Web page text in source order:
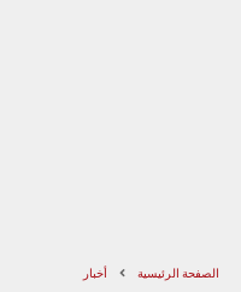
الصفحة الرئيسية أخبار